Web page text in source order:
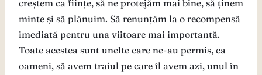
creștem ca ființe, să ne protejăm mai bine, să ținem
minte și să plănuim. Să renunțăm la o recompensă
imediată pentru una viitoare mai importantă.
Toate acestea sunt unelte care ne-au permis, ca
oameni, să avem traiul pe care îl avem azi, unul în